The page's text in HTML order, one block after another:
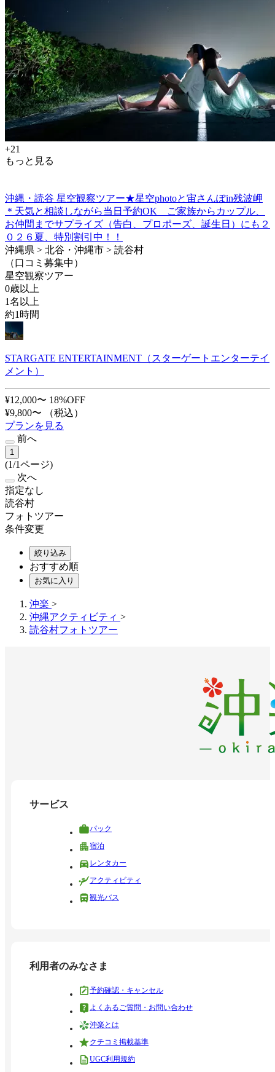
+21
もっと見る
沖縄・読谷 星空観察ツアー★星空photoと宙さんぽin残波岬
＊天気と相談しながら当日予約OK ご家族からカップル、
お仲間までサプライズ（告白、プロポーズ、誕生日）にも２
０２６夏、特別割引中！！
沖縄県 > 北谷・沖縄市 > 読谷村
（口コミ募集中）
星空観察ツアー
0歳以上
1名以上
約1時間
STARGATE ENTERTAINMENT（スターゲートエンターテイ
メント）
¥12,000〜 18%OFF
¥9,800〜
（税込）
プランを見る
前へ
1
(1/1ページ)
次へ
指定なし
読谷村
フォトツアー
条件変更
絞り込み
おすすめ順
お気に入り
沖楽 >
沖縄アクティビティ >
読谷村フォトツアー
サービス
パック
宿泊
レンタカー
アクティビティ
観光バス
利用者のみなさま
予約確認・キャンセル
よくあるご質問・お問い合わせ
沖楽とは
クチコミ掲載基準
UGC利用規約